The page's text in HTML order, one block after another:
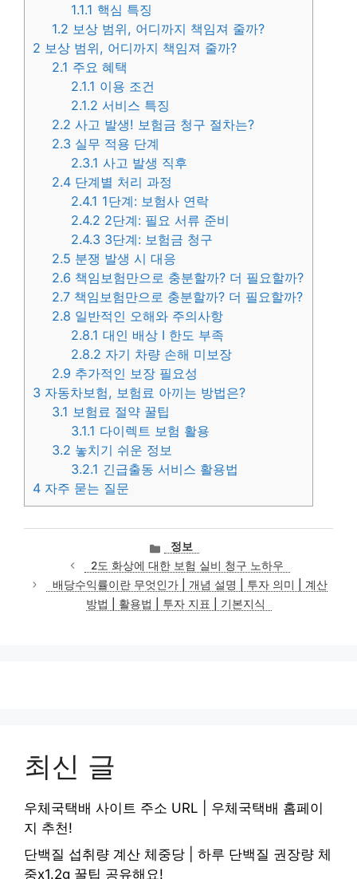
1.1.1 핵심 특징
1.2 보상 범위, 어디까지 책임져 줄까?
2 보상 범위, 어디까지 책임져 줄까?
2.1 주요 혜택
2.1.1 이용 조건
2.1.2 서비스 특징
2.2 사고 발생! 보험금 청구 절차는?
2.3 실무 적용 단계
2.3.1 사고 발생 직후
2.4 단계별 처리 과정
2.4.1 1단계: 보험사 연락
2.4.2 2단계: 필요 서류 준비
2.4.3 3단계: 보험금 청구
2.5 분쟁 발생 시 대응
2.6 책임보험만으로 충분할까? 더 필요할까?
2.7 책임보험만으로 충분할까? 더 필요할까?
2.8 일반적인 오해와 주의사항
2.8.1 대인 배상 I 한도 부족
2.8.2 자기 차량 손해 미보장
2.9 추가적인 보장 필요성
3 자동차보험, 보험료 아끼는 방법은?
3.1 보험료 절약 꿀팁
3.1.1 다이렉트 보험 활용
3.2 놓치기 쉬운 정보
3.2.1 긴급출동 서비스 활용법
4 자주 묻는 질문
카
테
고
리
정보
2도 화상에 대한 보험 실비 청구 노하우
배당수익률이란 무엇인가 | 개념 설명 | 투자 의미 | 계산
방법 | 활용법 | 투자 지표 | 기본지식
최신 글
우체국택배 사이트 주소 URL | 우체국택배 홈페이
지 추천!
단백질 섭취량 계산 체중당 | 하루 단백질 권장량 체
중x1.2g 꿀팁 공유해요!